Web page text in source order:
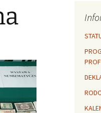
2018 2019
2019 2020
fotografie z Learning for
Jolanta